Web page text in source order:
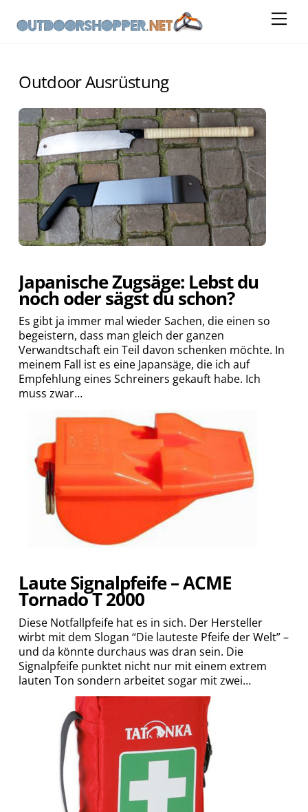
content
Outdoor Ausrüstung
Japanische Zugsäge: Lebst du
noch oder sägst du schon?
Es gibt ja immer mal wieder Sachen, die einen so
begeistern, dass man gleich der ganzen
Verwandtschaft ein Teil davon schenken möchte. In
meinem Fall ist es eine Japansäge, die ich auf
Empfehlung eines Schreiners gekauft habe. Ich
muss zwar…
Laute Signalpfeife – ACME
Tornado T 2000
Diese Notfallpfeife hat es in sich. Der Hersteller
wirbt mit dem Slogan “Die lauteste Pfeife der Welt” –
und da könnte durchaus was dran sein. Die
Signalpfeife punktet nicht nur mit einem extrem
lauten Ton sondern arbeitet sogar mit zwei…